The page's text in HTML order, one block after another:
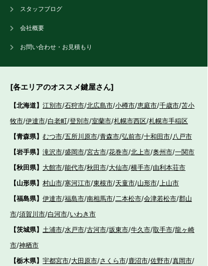
スタッフブログ
会社概要
お問い合わせ・お見積もり
[各エリアのオススメ鍵屋さん]
【北海道】 江別市/石狩市/北広島市/小樽市/恵庭市/千歳市/苫小
牧市/伊達市/白老町/登別市/室蘭市/札幌市西区/札幌市手稲区
【青森県】 むつ市/五所川原市/青森市/弘前市/十和田市/八戸市
【岩手県】 滝沢市/盛岡市/宮古市/花巻市/北上市/奥州市/一関市
【秋田県】 大館市/能代市/秋田市/大仙市/横手市/由利本荘市
【山形県】 村山市/寒河江市/東根市/天童市/山形市/ 上山市
【福島県】 伊達市/福島市/南相馬市/二本松市/会津若松市/郡山
市/須賀川市/白河市/いわき市
【茨城県】 土浦市/水戸市/古河市/坂東市/牛久市/取手市/龍ヶ崎
市/神栖市
【栃木県】 宇都宮市/大田原市/さくら市/鹿沼市/佐野市/真岡市/